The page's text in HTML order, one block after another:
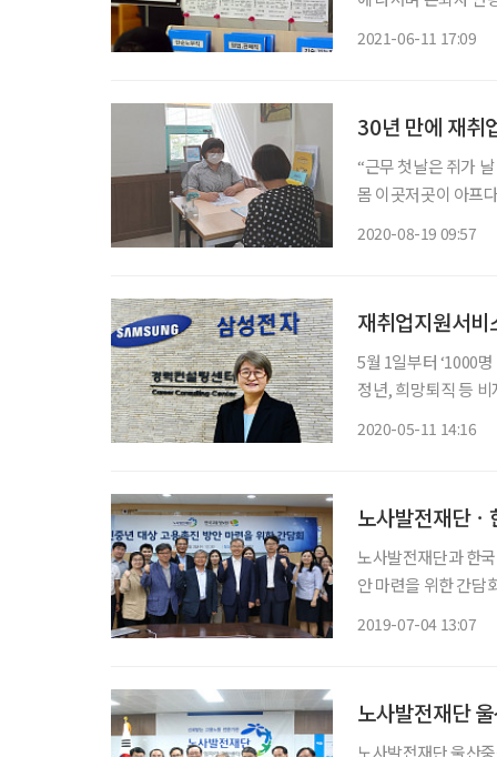
2021-06-11 17:09
30년 만에 재취
“근무 첫날은 쥐가
몸 이곳저곳이 아프
2020-08-19 09:57
재취업지원서
5월 1일부터 ‘1000
정년, 희망퇴직 등
2020-05-11 14:16
노사발전재단
노사발전재단과 한
안 마련을 위한 간담회’를 개최했다. 이날 간담회는
2019-07-04 13:07
노사발전재단
노사발전재단 울산